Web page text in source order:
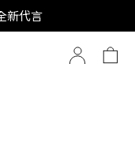
新代言
新代言
小樣 贈完為止